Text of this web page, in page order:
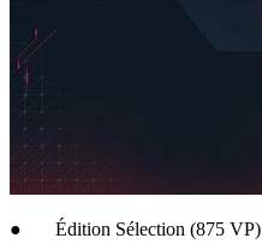
● Édition Sélection (875 VP)